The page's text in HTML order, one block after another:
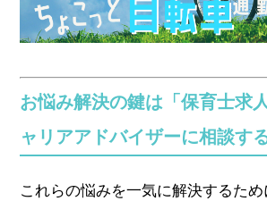
お悩み解決の鍵は「保育士求
ャリアアドバイザーに相談す
これらの悩みを一気に解決するた